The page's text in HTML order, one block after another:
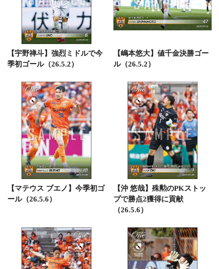
【宇野禅斗】強烈ミドルで今
季初ゴール（26.5.2）
【嶋本悠大】値千金決勝ゴー
ル（26.5.2）
【マテウス ブエノ】今季初ゴ
ール（26.5.6）
【沖 悠哉】殊勲のPKストッ
プで勝点2獲得に貢献
（26.5.6）